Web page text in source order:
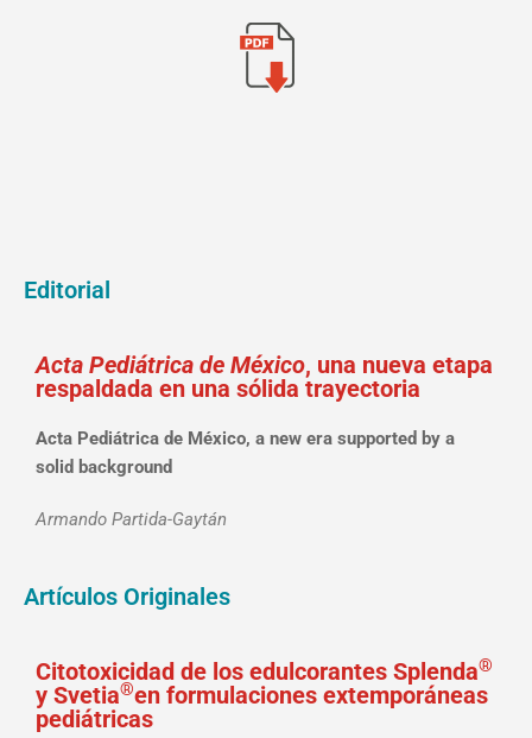
Editorial
Acta Pediátrica de México, una nueva etapa
respaldada en una sólida trayectoria
Acta Pediátrica de México, a new era supported by a
solid background
Armando Partida-Gaytán
Artículos Originales
Citotoxicidad de los edulcorantes Splenda®
y Svetia®en formulaciones extemporáneas
pediátricas